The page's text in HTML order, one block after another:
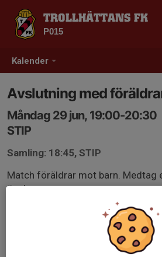
Kalender
TROLLHÄTTANS FK
P015
Avslutning med
Måndag 29 jun, 19:00-20:30
STIP
Samling: 18:45, STIP
Match föräldrar mot barn. Medtag
önskar.
OBS! Vi har inget omklädningsrum